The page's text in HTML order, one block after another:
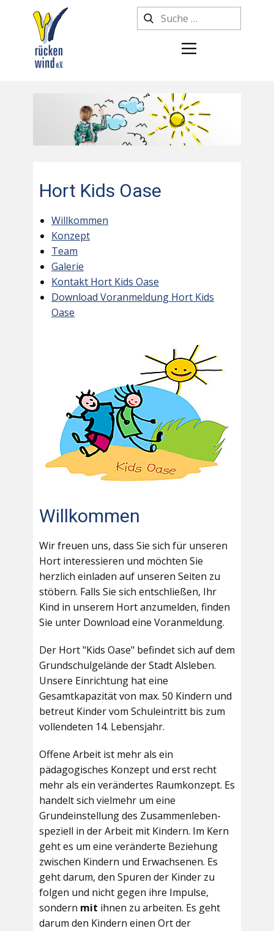
Hort Kids Oase
Willkommen
Konzept
Team
Galerie
Kontakt Hort Kids Oase
Download Voranmeldung Hort Kids
Oase
Willkommen
Wir freuen uns, dass Sie sich für unseren
Hort interessieren und möchten Sie
herzlich einladen auf unseren Seiten zu
stöbern. Falls Sie sich entschließen, Ihr
Kind in unserem Hort anzumelden, finden
Sie unter Download eine Voranmeldung.
Der Hort "Kids Oase" befindet sich auf dem
Grundschulgelände der Stadt Alsleben.
Unsere Einrichtung hat eine
Gesamtkapazität von max. 50 Kindern und
betreut Kinder vom Schuleintritt bis zum
vollendeten 14. Lebensjahr.
Offene Arbeit ist mehr als ein
pädagogisches Konzept und erst recht
mehr als ein verändertes Raumkonzept. Es
handelt sich vielmehr um eine
Grundeinstellung des Zusammenleben-
speziell in der Arbeit mit Kindern. Im Kern
geht es um eine veränderte Beziehung
zwischen Kindern und Erwachsenen. Es
geht darum, den Spuren der Kinder zu
folgen und nicht gegen ihre Impulse,
sondern mit ihnen zu arbeiten. Es geht
darum den Kindern einen Ort der